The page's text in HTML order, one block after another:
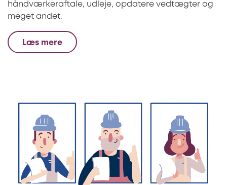
håndværkeraftale, udleje, opdatere vedtægter og
meget andet.
Læs mere